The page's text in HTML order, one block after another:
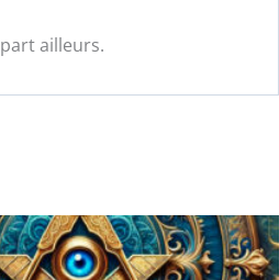
ailleurs.